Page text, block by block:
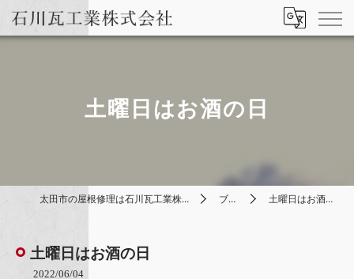
土曜日はお酒の日
太田市の屋根修理は石川瓦工業株式会社 ブログ 土曜日はお酒の日
土曜日はお酒の日
2022/06/04